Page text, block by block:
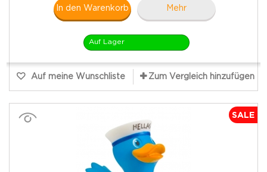
In den Warenkorb Mehr
Auf Lager
Auf meine Wunschliste Zum Vergleich hinzufügen
SALE